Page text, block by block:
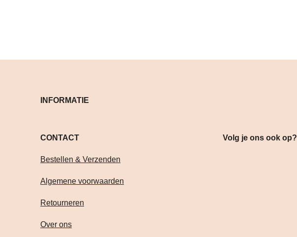
INFORMATIE
CONTACT Volg je ons ook op?
Bestellen & Verzenden
Algemene voorwaarden
Retourneren
Over ons